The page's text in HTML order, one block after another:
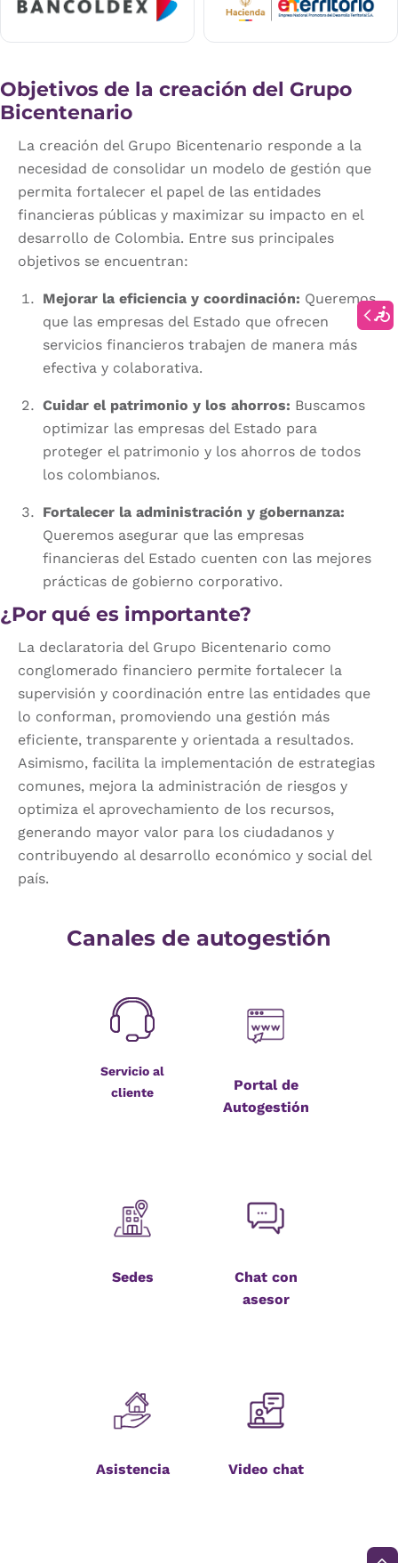
Objetivos de la creación del Grupo
Bicentenario
La creación del Grupo Bicentenario responde a la
necesidad de consolidar un modelo de gestión que
permita fortalecer el papel de las entidades
financieras públicas y maximizar su impacto en el
desarrollo de Colombia. Entre sus principales
objetivos se encuentran:
Mejorar la eficiencia y coordinación: Queremos
que las empresas del Estado que ofrecen
servicios financieros trabajen de manera más
efectiva y colaborativa.
Cuidar el patrimonio y los ahorros: Buscamos
optimizar las empresas del Estado para
proteger el patrimonio y los ahorros de todos
los colombianos.
Fortalecer la administración y gobernanza:
Queremos asegurar que las empresas
financieras del Estado cuenten con las mejores
prácticas de gobierno corporativo.
¿Por qué es importante?
La declaratoria del Grupo Bicentenario como
conglomerado financiero permite fortalecer la
supervisión y coordinación entre las entidades que
lo conforman, promoviendo una gestión más
eficiente, transparente y orientada a resultados.
Asimismo, facilita la implementación de estrategias
comunes, mejora la administración de riesgos y
optimiza el aprovechamiento de los recursos,
generando mayor valor para los ciudadanos y
contribuyendo al desarrollo económico y social del
país.
Canales de autogestión
Servicio al
cliente
Portal de
Autogestión
Sedes
Chat con
asesor
Asistencia Video chat